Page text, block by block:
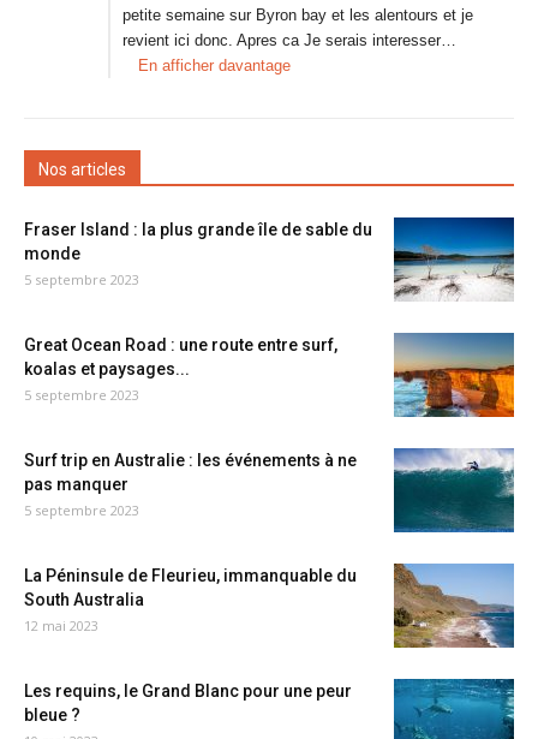
petite semaine sur Byron bay et les alentours et je
revient ici donc. Apres ca Je serais interesser…
En afficher davantage
Nos articles
Fraser Island : la plus grande île de sable du
monde
5 septembre 2023
Great Ocean Road : une route entre surf,
koalas et paysages...
5 septembre 2023
Surf trip en Australie : les événements à ne
pas manquer
5 septembre 2023
La Péninsule de Fleurieu, immanquable du
South Australia
12 mai 2023
Les requins, le Grand Blanc pour une peur
bleue ?